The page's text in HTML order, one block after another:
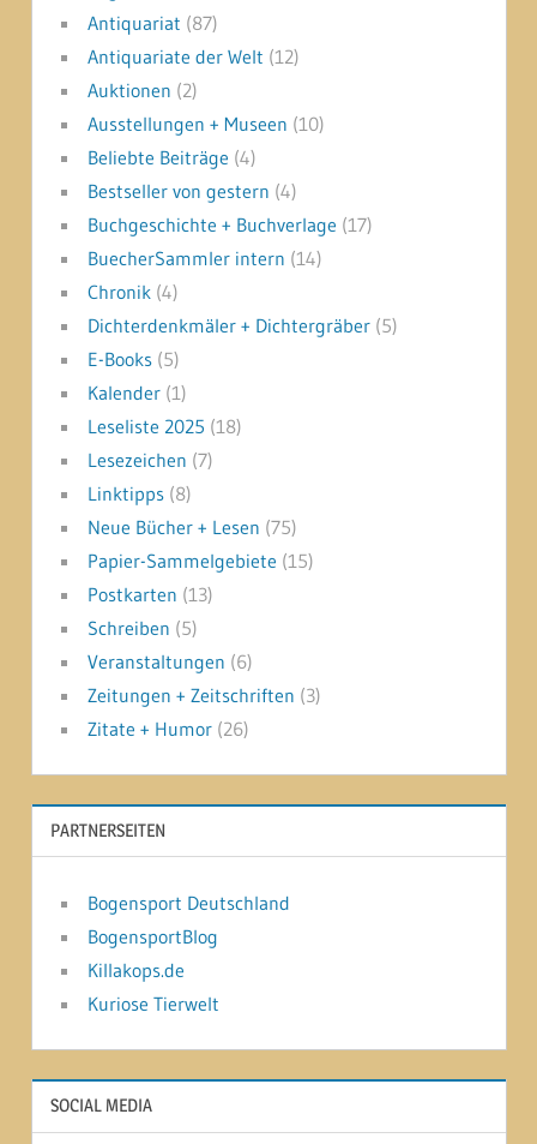
Antiquariat (87)
Antiquariate der Welt (12)
Auktionen (2)
Ausstellungen + Museen (10)
Beliebte Beiträge (4)
Bestseller von gestern (4)
Buchgeschichte + Buchverlage (17)
BuecherSammler intern (14)
Chronik(4)
Dichterdenkmäler + Dichtergräber(5)
E-Books(5)
Kalender(1)
Leseliste 2025 (18)
Lesezeichen (7)
Linktipps(8)
Neue Bücher + Lesen (75)
Papier-Sammelgebiete (15)
Postkarten (13)
Schreiben (5)
Veranstaltungen (6)
Zeitungen + Zeitschriften (3)
Zitate + Humor(26)
PARTNERSEITEN
Bogensport Deutschland
BogensportBlog
Killakops.de
Kuriose Tierwelt
SOCIAL MEDIA